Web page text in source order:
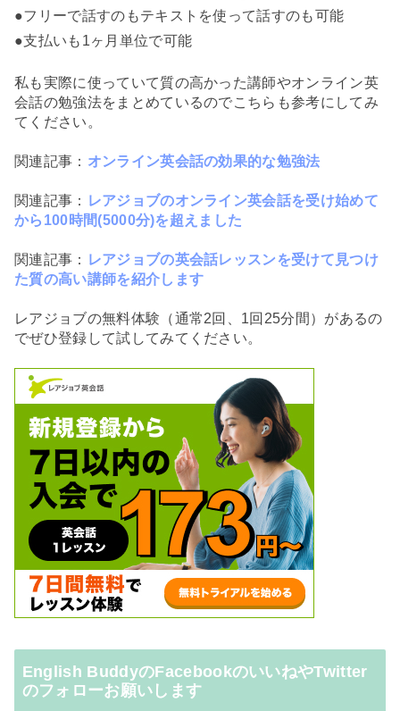
●フリーで話すのもテキストを使って話すのも可能
●支払いも1ヶ月単位で可能
私も実際に使っていて質の高かった講師やオンライン英
会話の勉強法をまとめているのでこちらも参考にしてみ
てください。
関連記事： オンライン英会話の効果的な勉強法
関連記事： レアジョブのオンライン英会話を受け始めて
から100時間(5000分)を超えました
関連記事： レアジョブの英会話レッスンを受けて見つけ
た質の高い講師を紹介します
レアジョブの無料体験（通常2回、1回25分間）があるの
でぜひ登録して試してみてください。
English BuddyのFacebookのいいねやTwitter
のフォローお願いします